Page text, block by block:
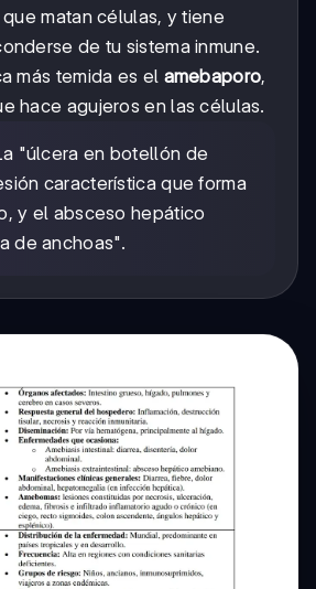
matan células, y tiene
de tu sistema inmune.
más temida es el amebaporo,
hace agujeros en las células.
"úlcera en botellón de
característica que forma
y el absceso hepático
de anchoas".